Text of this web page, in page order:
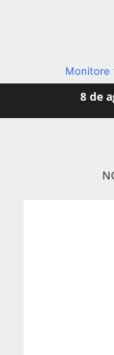
Monitore
8 de